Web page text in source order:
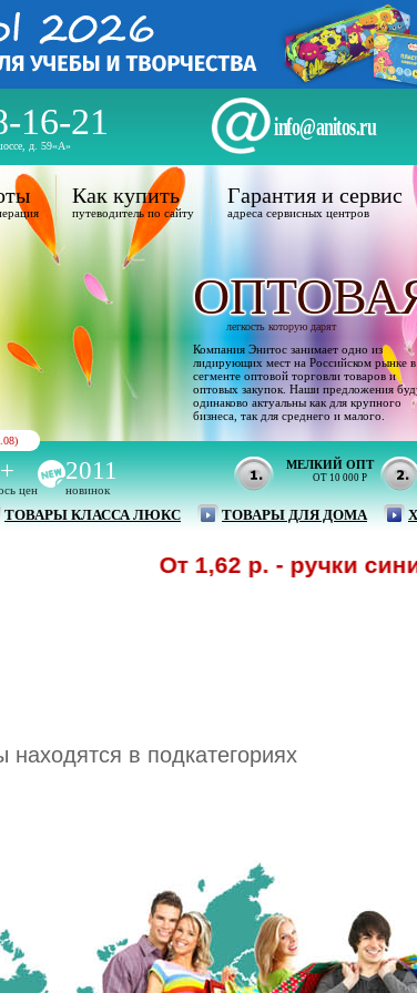
16-21
д. 59«А»
info@anitos.ru
цен
2011
новинок
МЕЛКИЙ ОПТ
ОТ 10 000 Р
ТОВАРЫ КЛАССА ЛЮКС ТОВАРЫ ДЛЯ ДОМА
Как купить
путеводитель по сайту
Гарантия и сервис
адреса сервисных центров
легкость которую дарят
Компания Энитос занимает одно из
лидирующих мест на Российском рынке в
сегменте оптовой торговли товаров и
оптовых закупок. Наши предложения
одинаково актуальны как для крупного
бизнеса, так для среднего и малого.
От 1,62 р. - ручки
находятся в подкатегориях